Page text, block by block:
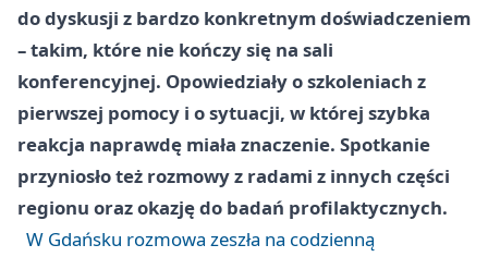
do dyskusji z bardzo konkretnym doświadczeniem
– takim, które nie kończy się na sali
konferencyjnej. Opowiedziały o szkoleniach z
pierwszej pomocy i o sytuacji, w której szybka
reakcja naprawdę miała znaczenie. Spotkanie
przyniosło też rozmowy z radami z innych części
regionu oraz okazję do badań profilaktycznych.
W Gdańsku rozmowa zeszła na codzienną